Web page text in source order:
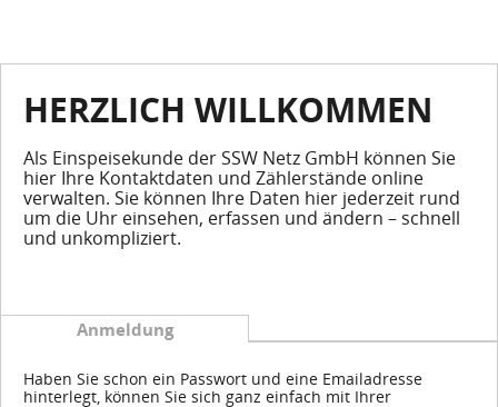
Anmeldung
Haben Sie schon ein Passwort und eine Emailadresse
hinterlegt, können Sie sich ganz einfach mit Ihrer
HERZLICH WILLKOMMEN
Als Einspeisekunde der SSW Netz GmbH können Sie
hier Ihre Kontaktdaten und Zählerstände online
verwalten. Sie können Ihre Daten hier jederzeit rund
um die Uhr einsehen, erfassen und ändern – schnell
und unkompliziert.